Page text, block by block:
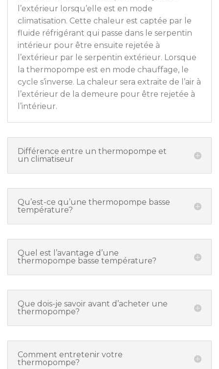
l’extérieur lorsqu’elle est en mode
climatisation. Cette chaleur est captée par le
fluide réfrigérant qui passe dans le serpentin
intérieur pour être ensuite rejetée à
l’extérieur par le serpentin extérieur. Lorsque
la thermopompe est en mode chauffage, le
cycle s’inverse. La chaleur sera extraite de l’air à
l’extérieur de la demeure pour être rejetée à
l’intérieur.
Différence entre un thermopompe et
un climatiseur
Qu’est-ce qu’une thermopompe basse
température?
Quel est l’avantage d’une
thermopompe basse température?
Que dois-je savoir avant d’acheter une
thermopompe?
Comment entretenir votre
thermopompe?